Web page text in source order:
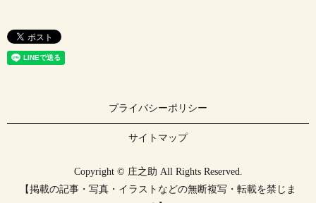
プライバシーポリシー
サイトマップ
Copyright © 庄之助 All Rights Reserved.
【掲載の記事・写真・イラストなどの無断複写・転載を禁じま